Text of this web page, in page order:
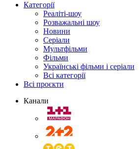
Категорії
Реаліті-шоу
Розважальні шоу
Новини
Серіали
Мультфільми
Фільми
Українські фільми і серіали
Всі категорії
Всі проєкти
Канали